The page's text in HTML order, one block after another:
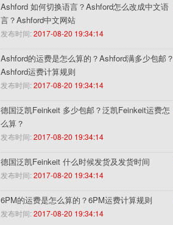
Ashford 如何切换语言？Ashford怎么改成中文语
言？Ashford中文网站
发布时间: 2017-08-20 19:34:14
Ashford的运费是怎么算的？Ashford满多少包邮？
Ashford运费计算规则
发布时间: 2017-08-20 19:34:14
德国泛凯Feinkeit 多少包邮？泛凯Feinkeit运费怎
么算？
发布时间: 2017-08-20 19:34:14
德国泛凯Feinkeit 什么时候发货及发货时间
发布时间: 2017-08-20 19:34:14
6PM的运费是怎么算的？6PM运费计算规则
发布时间: 2017-08-20 19:34:14